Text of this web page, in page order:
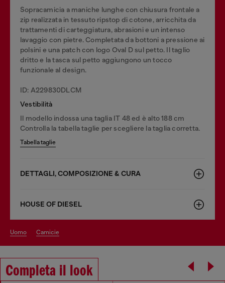
Sopracamicia a maniche lunghe con chiusura frontale a
zip realizzata in tessuto ripstop di cotone, arricchita da
trattamenti di carteggiatura, abrasioni e un intenso
lavaggio con pietre. Completata da bottoni a pressione ai
polsini e una patch con logo Oval D sul petto. Il taglio
dritto e la tasca sul petto aggiungono un tocco
funzionale al design.
ID: A229830DLCM
Vestibilità
Il modello indossa una taglia IT 48 ed è alto 188 cm
Controlla la tabella taglie per scegliere la taglia corretta.
Tabella taglie
DETTAGLI, COMPOSIZIONE & CURA
HOUSE OF DIESEL
uomo camicie
Completa il look